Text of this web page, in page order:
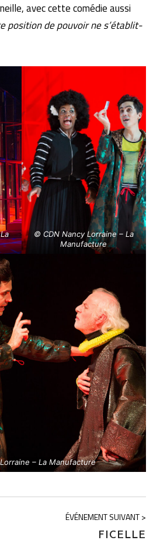
avec cette comédie aussi
position de pouvoir ne s’établit-
© CDN Nancy Lorraine – La
Manufacture
– La Manufacture
ÉVÉNEMENT SUIVANT >
FICELLE